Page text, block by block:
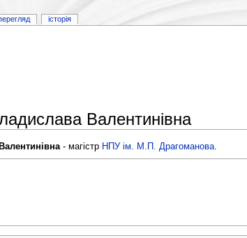
Валентинівна
- магістр НПУ ім. М.П. Драгоманова.
історія